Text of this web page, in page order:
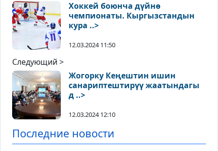
Хоккей боюнча дүйнө
чемпионаты. Кыргызстандын
кура ..>
12.03.2024 11:50
Следующий >
Жогорку Кеңештин ишин
санариптештирүү жаатындагы
д ..>
12.03.2024 12:10
Последние новости